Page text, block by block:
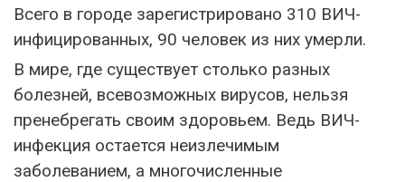
Всего в городе зарегистрировано 310 ВИЧ-
инфицированных, 90 человек из них умерли.
В мире, где существует столько разных
болезней, всевозможных вирусов, нельзя
пренебрегать своим здоровьем. Ведь ВИЧ-
инфекция остается неизлечимым
заболеванием, а многочисленные